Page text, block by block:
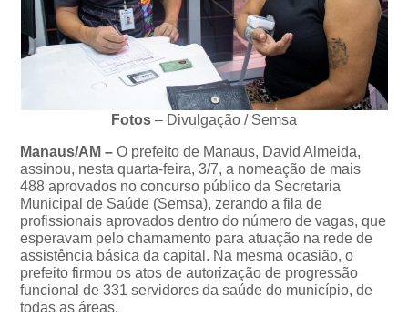
Fotos – Divulgação / Semsa
Manaus/AM – O prefeito de Manaus, David Almeida,
assinou, nesta quarta-feira, 3/7, a nomeação de mais
488 aprovados no concurso público da Secretaria
Municipal de Saúde (Semsa), zerando a fila de
profissionais aprovados dentro do número de vagas, que
esperavam pelo chamamento para atuação na rede de
assistência básica da capital. Na mesma ocasião, o
prefeito firmou os atos de autorização de progressão
funcional de 331 servidores da saúde do município, de
todas as áreas.